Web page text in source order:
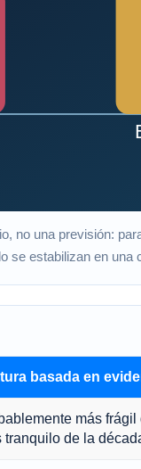
no una previsión:
se estabilizan en una
basada en
más
tranquilo de la